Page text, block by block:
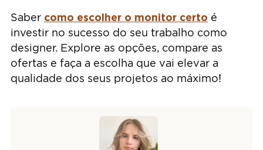
Saber como escolher o monitor certo é
investir no sucesso do seu trabalho como
designer. Explore as opções, compare as
ofertas e faça a escolha que vai elevar a
qualidade dos seus projetos ao máximo!